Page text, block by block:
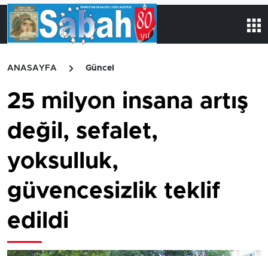
ANASAYFA Güncel
25 milyon insana artış
değil, sefalet,
yoksulluk,
güvencesizlik teklif
edildi